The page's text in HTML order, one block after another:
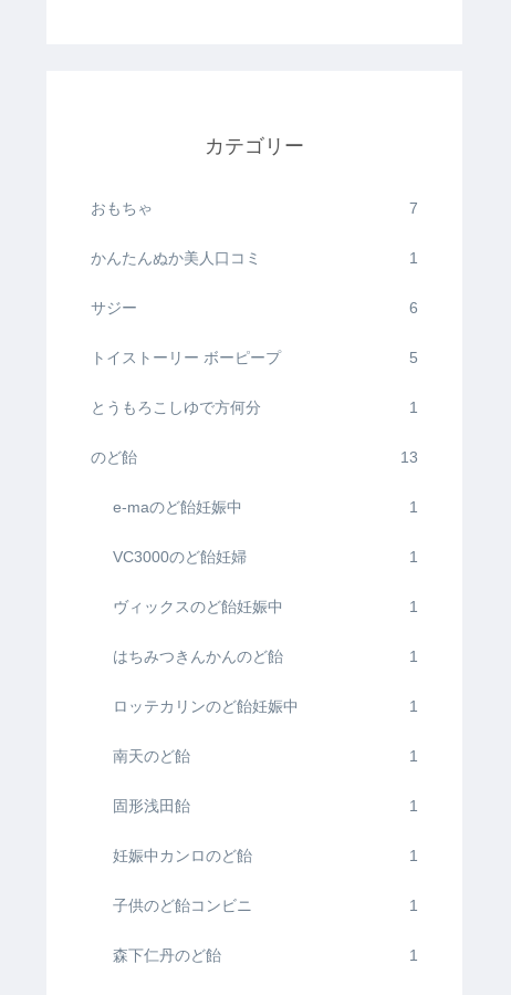
カテゴリー
おもちゃ 7
かんたんぬか美人口コミ 1
サジー 6
トイストーリー ボーピープ 5
とうもろこしゆで方何分 1
のど飴 13
e-maのど飴妊娠中 1
VC3000のど飴妊婦 1
ヴィックスのど飴妊娠中 1
はちみつきんかんのど飴 1
ロッテカリンのど飴妊娠中 1
南天のど飴 1
固形浅田飴 1
妊娠中カンロのど飴 1
子供のど飴コンビニ 1
森下仁丹のど飴 1